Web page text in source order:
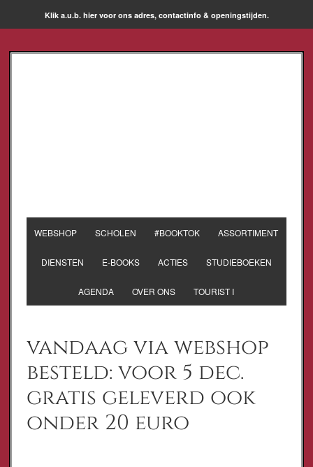
Klik a.u.b. hier voor ons adres, contactinfo & openingstijden.
WEBSHOP SCHOLEN #BOOKTOK ASSORTIMENT
DIENSTEN E-BOOKS ACTIES STUDIEBOEKEN
AGENDA OVER ONS TOURIST I
vandaag via webshop
besteld: voor 5 dec.
gratis geleverd ook
onder 20 euro